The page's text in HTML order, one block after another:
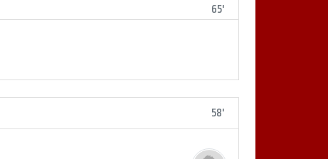
65'
58'